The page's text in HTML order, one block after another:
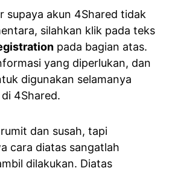
supaya akun 4Shared tidak
silahkan klik pada teks
pada bagian atas.
yang diperlukan, dan
digunakan selamanya
4Shared.
dan susah, tapi
cara diatas sangatlah
dilakukan. Diatas